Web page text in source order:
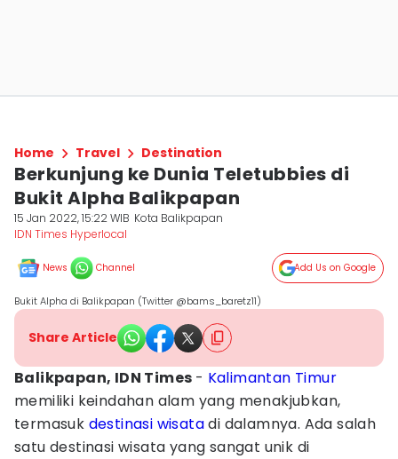
Home Travel Destination
Berkunjung ke Dunia Teletubbies di
Bukit Alpha Balikpapan
15 Jan 2022, 15:22 WIB Kota Balikpapan
IDN Times Hyperlocal
News Channel Add Us on Google
Bukit Alpha di Balikpapan (Twitter @bams_baretz11)
Share Article
Balikpapan, IDN Times - Kalimantan Timur
memiliki keindahan alam yang menakjubkan,
termasuk destinasi wisatadi dalamnya. Ada salah
satu destinasi wisata yang sangat unik di